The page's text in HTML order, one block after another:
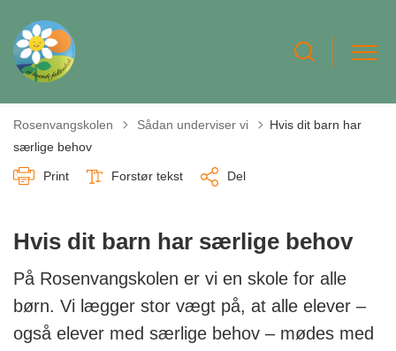
Rosenvangskolen Tilbage til
Sådan underviser vi
Hvis dit barn har
særlige behov
Print Forstør tekst Del
Hvis dit barn har særlige behov
På Rosenvangskolen er vi en skole for alle
børn. Vi lægger stor vægt på, at alle elever –
også elever med særlige behov – mødes med